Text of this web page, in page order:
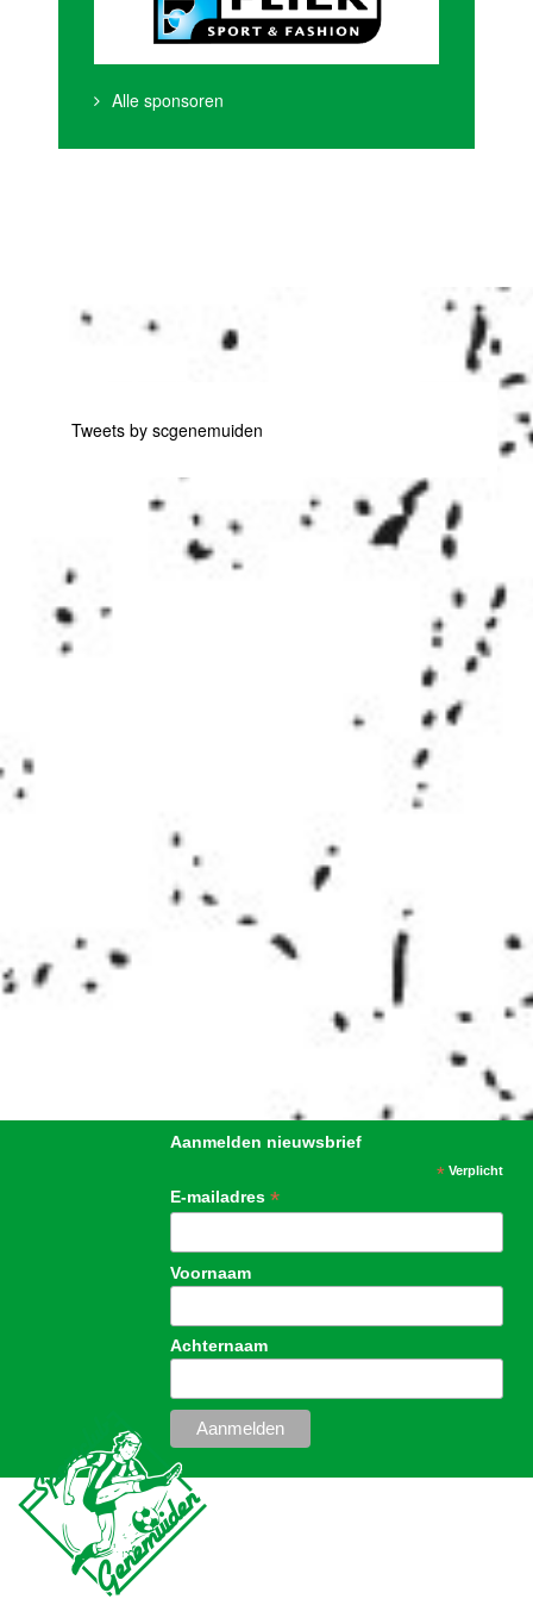
Alle sponsoren
Tweets by scgenemuiden
Aanmelden nieuwsbrief
*Verplicht
E-mailadres*
Voornaam
Achternaam